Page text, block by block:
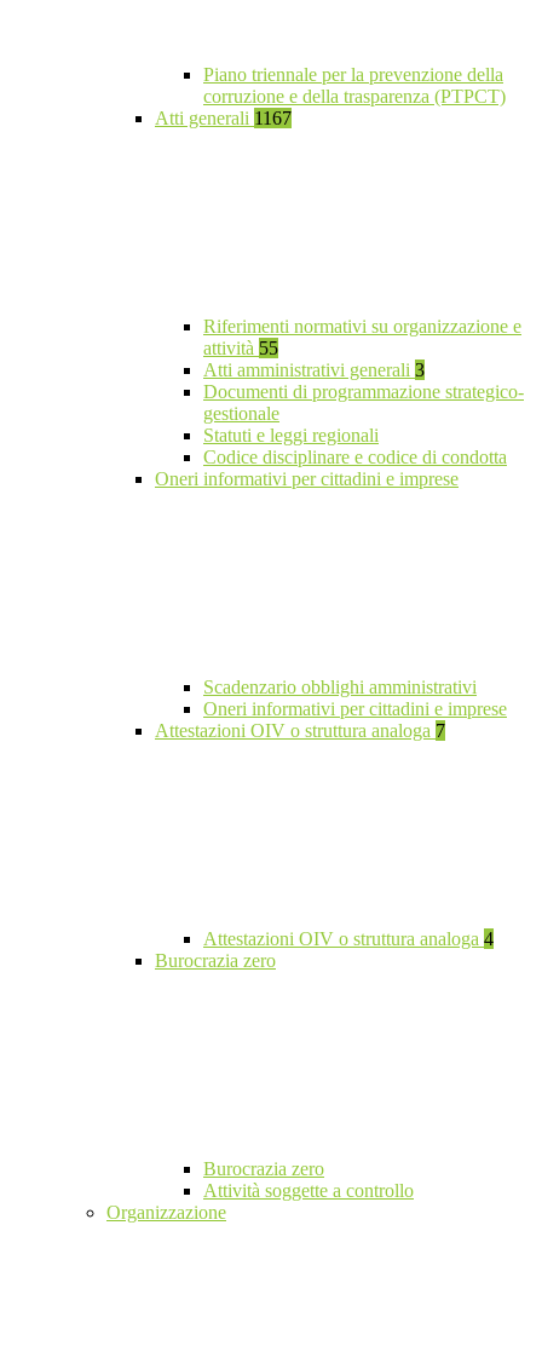
Piano triennale per la prevenzione della
corruzione e della trasparenza (PTPCT)
Atti generali 1167
Riferimenti normativi su organizzazione e
attività 55
Atti amministrativi generali 3
Documenti di programmazione strategico-
gestionale
Statuti e leggi regionali
Codice disciplinare e codice di condotta
Oneri informativi per cittadini e imprese
Scadenzario obblighi amministrativi
Oneri informativi per cittadini e imprese
Attestazioni OIV o struttura analoga 7
Attestazioni OIV o struttura analoga 4
Burocrazia zero
Burocrazia zero
Attività soggette a controllo
Organizzazione